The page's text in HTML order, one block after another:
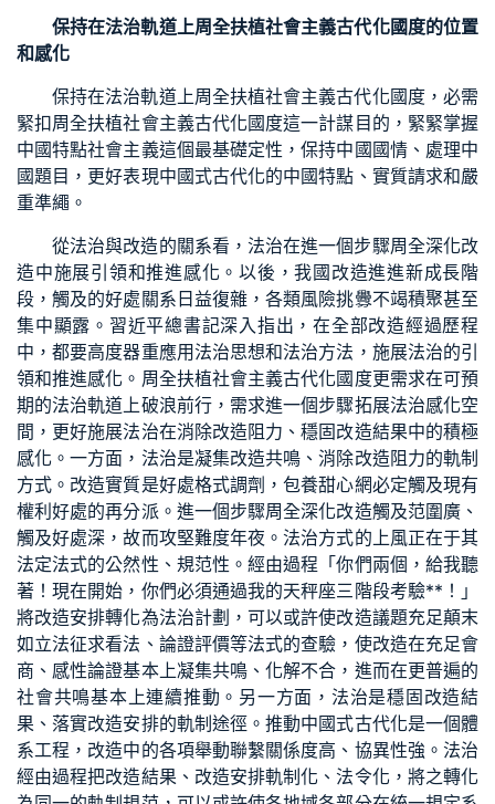
保持在法治軌道上周全扶植社會主義古代化國度的位置
和感化
保持在法治軌道上周全扶植社會主義古代化國度，必需
緊扣周全扶植社會主義古代化國度這一計謀目的，緊緊掌握
中國特點社會主義這個最基礎定性，保持中國國情、處理中
國題目，更好表現中國式古代化的中國特點、實質請求和嚴
重準繩。
從法治與改造的關系看，法治在進一個步驟周全深化改
造中施展引領和推進感化。以後，我國改造進進新成長階
段，觸及的好處關系日益復雜，各類風險挑釁不竭積聚甚至
集中顯露。習近平總書記深入指出，在全部改造經過歷程
中，都要高度器重應用法治思想和法治方法，施展法治的引
領和推進感化。周全扶植社會主義古代化國度更需求在可預
期的法治軌道上破浪前行，需求進一個步驟拓展法治感化空
間，更好施展法治在消除改造阻力、穩固改造結果中的積極
感化。一方面，法治是凝集改造共鳴、消除改造阻力的軌制
方式。改造實質是好處格式調劑，包養甜心網必定觸及現有
權利好處的再分派。進一個步驟周全深化改造觸及范圍廣、
觸及好處深，故而攻堅難度年夜。法治方式的上風正在于其
法定法式的公然性、規范性。經由過程「你們兩個，給我聽
著！現在開始，你們必須通過我的天秤座三階段考驗**！」
將改造安排轉化為法治計劃，可以或許使改造議題充足顛末
如立法征求看法、論證評價等法式的查驗，使改造在充足會
商、感性論證基本上凝集共鳴、化解不合，進而在更普遍的
社會共鳴基本上連續推動。另一方面，法治是穩固改造結
果、落實改造安排的軌制途徑。推動中國式古代化是一個體
系工程，改造中的各項舉動聯繫關係度高、協異性強。法治
經由過程把改造結果、改造安排軌制化、法令化，將之轉化